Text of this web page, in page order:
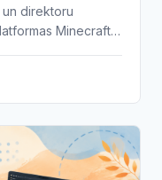
direktoru
Minecraft